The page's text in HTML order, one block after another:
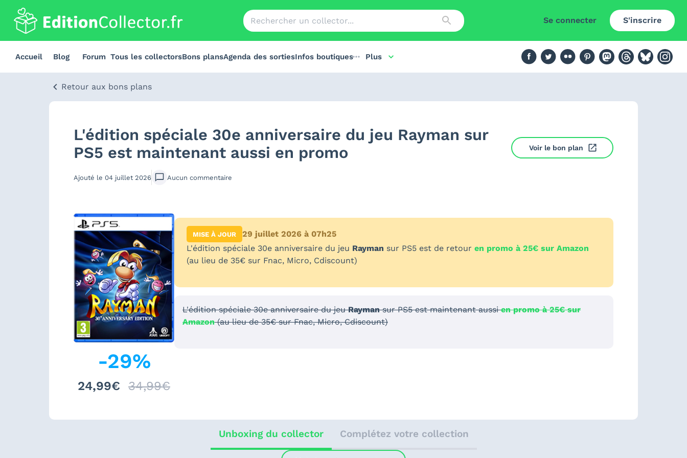
Se connecter S'inscrire
Accueil Blog Forum Tous les collectorsBons plansAgenda des sortiesInfos boutiques Plus
Retour aux bons plans
L'édition spéciale 30e anniversaire du jeu Rayman sur
PS5 est maintenant aussi en promo
Voir le bon plan
Ajouté le 04 juillet 2026 Aucun commentaire
-29%
24,99€ 34,99€
MISE À JOUR
29 juillet 2026 à 07h25
L'édition spéciale 30e anniversaire du jeu Rayman sur PS5 est de retour en promo à 25€ sur Amazon
(au lieu de 35€ sur Fnac, Micro, Cdiscount)
L'édition spéciale 30e anniversaire du jeuRaymansur PS5 est maintenant aussien promo à 25€ sur
Amazon(au lieu de 35€ sur Fnac, Micro, Cdiscount)
Unboxing du collector Complétez votre collection